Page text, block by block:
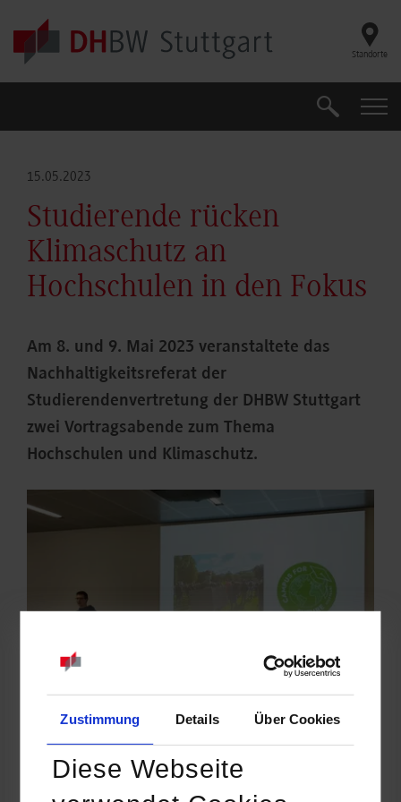
Zustimmung Details Über Cookies
Diese Webseite
Skip to main content
Standorte
Suche
15.05.2023
Studierende rücken
Klimaschutz an
Hochschulen in den Fokus
Am 8. und 9. Mai 2023 veranstaltete das
Nachhaltigkeitsreferat der
Studierendenvertretung der DHBW Stuttgart
zwei Vortragsabende zum Thema
Hochschulen und Klimaschutz.
Scientists for Future. Er sprach über den wissenschaftlichen
Stand zur Klimakrise und die notwendigen Lösungen. Dabei